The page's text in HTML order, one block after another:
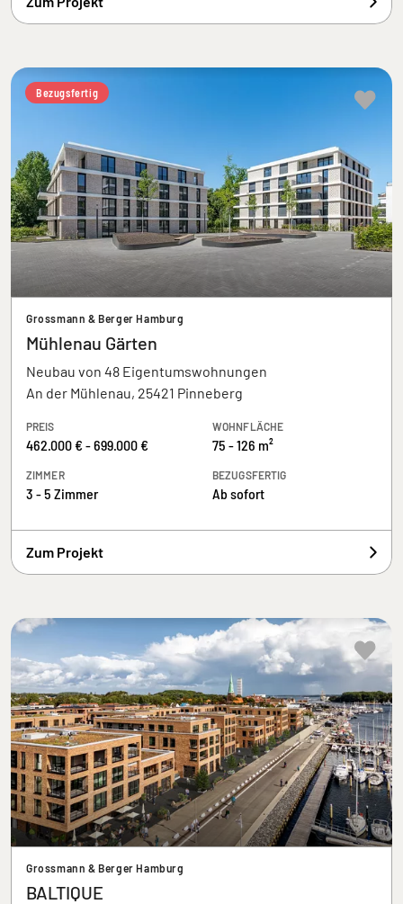
Bezugsfertig
Grossmann & Berger Hamburg
Mühlenau Gärten
Neubau von 48 Eigentumswohnungen
An der Mühlenau, 25421 Pinneberg
PREIS
462.000 € - 699.000 €
WOHNFLÄCHE
75 - 126 m²
ZIMMER
3 - 5 Zimmer
BEZUGSFERTIG
Ab sofort
Zum Projekt
Grossmann & Berger Hamburg
BALTIQUE